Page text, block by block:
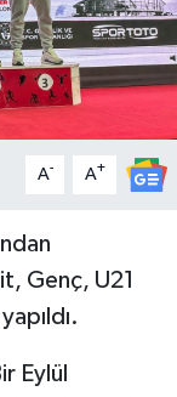
A- A+
Genç, U21
Eylül